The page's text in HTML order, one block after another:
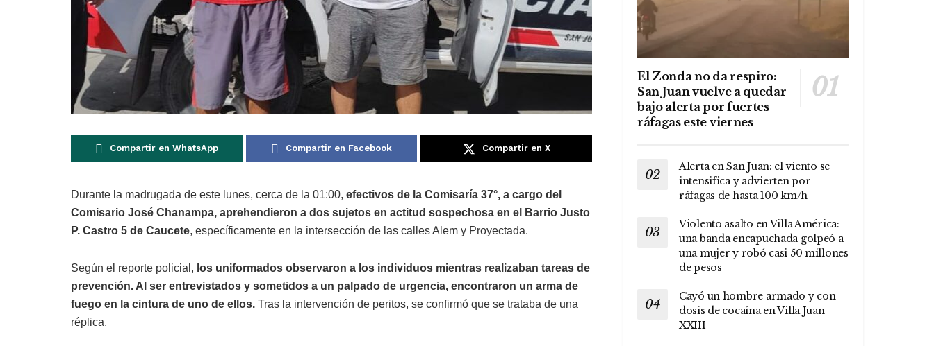
Compartir en WhatsApp Compartir en Facebook Compartir en X
Durante la madrugada de este lunes, cerca de la 01:00, efectivos de la Comisaría 37°, a cargo del
Comisario José Chanampa, aprehendieron a dos sujetos en actitud sospechosa en el Barrio Justo
P. Castro 5 de Caucete, específicamente en la intersección de las calles Alem y Proyectada.
Según el reporte policial, los uniformados observaron a los individuos mientras realizaban tareas de
prevención. Al ser entrevistados y sometidos a un palpado de urgencia, encontraron un arma de
fuego en la cintura de uno de ellos. Tras la intervención de peritos, se confirmó que se trataba de una
réplica.
El Zonda no da respiro:
San Juan vuelve a quedar
bajo alerta por fuertes
ráfagas este viernes
Alerta en San Juan: el viento se
intensifica y advierten por
ráfagas de hasta 100 km/h
Violento asalto en Villa América:
una banda encapuchada golpeó a
una mujer y robó casi 50 millones
de pesos
Cayó un hombre armado y con
dosis de cocaína en Villa Juan
XXIII